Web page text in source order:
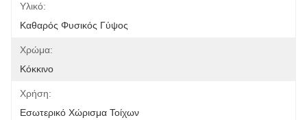
Υλικό:
Καθαρός Φυσικός Γύψος
Χρώμα:
Κόκκινο
Χρήση:
Εσωτερικό Χώρισμα Τοίχων